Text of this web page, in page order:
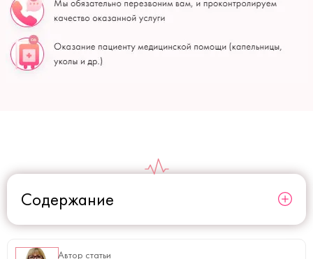
Содержание
Автор статьи